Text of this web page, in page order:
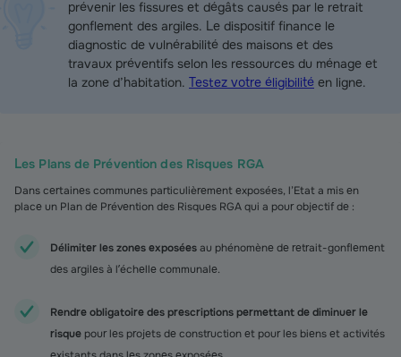
prévenir les fissures et dégâts causés par le retrait
gonflement des argiles. Le dispositif finance le
diagnostic de vulnérabilité des maisons et des
travaux préventifs selon les ressources du ménage et
la zone d’habitation. Testez votre éligibilité en ligne.
Les Plans de Prévention des Risques RGA
Dans certaines communes particulièrement exposées, l’Etat a mis en
place un Plan de Prévention des Risques RGA qui a pour objectif de :
Délimiter les zones exposéesau phénomène de retrait-gonflement
des argiles à lʼéchelle communale.
Rendre obligatoire des prescriptions permettant de diminuer le
risque pour les projets de construction et pour les biens et activités